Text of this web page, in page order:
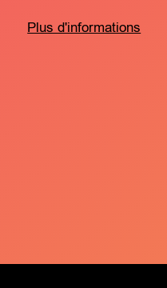
Plus d'informations